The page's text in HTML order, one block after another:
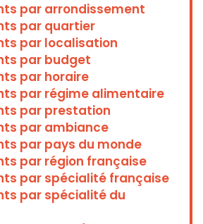
par arrondissement
par quartier
par localisation
par budget
par horaire
par régime alimentaire
par prestation
par ambiance
par pays du monde
par région française
par spécialité française
par spécialité du